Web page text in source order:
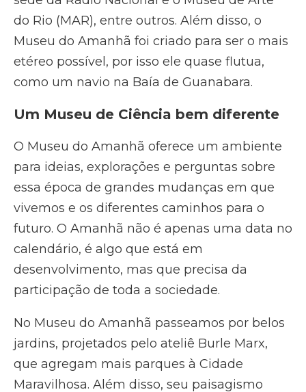
do Rio (MAR), entre outros. Além disso, o
Museu do Amanhã foi criado para ser o mais
etéreo possível, por isso ele quase flutua,
como um navio na Baía de Guanabara.
Um Museu de Ciência bem diferente
O Museu do Amanhã oferece um ambiente
para ideias, explorações e perguntas sobre
essa época de grandes mudanças em que
vivemos e os diferentes caminhos para o
futuro. O Amanhã não é apenas uma data no
calendário, é algo que está em
desenvolvimento, mas que precisa da
participação de toda a sociedade.
No Museu do Amanhã passeamos por belos
jardins, projetados pelo ateliê Burle Marx,
que agregam mais parques à Cidade
Maravilhosa. Além disso, seu paisagismo